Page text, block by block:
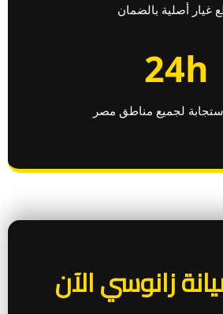
غيار أصلية بالضمان
24h
لجميع مناطق مصر
زانوسي الآن